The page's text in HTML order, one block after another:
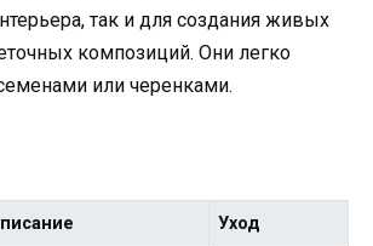
так и для создания живых
композиций. Они легко
или черенками.
Уход